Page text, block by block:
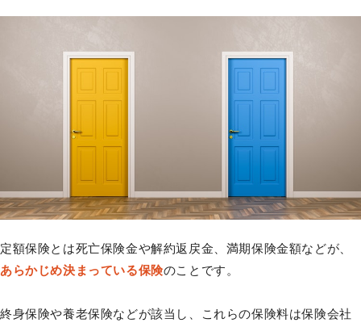
定額保険とは死亡保険金や解約返戻金、満期保険金額などが、
あらかじめ決まっている保険のことです。
終身保険や養老保険などが該当し、これらの保険料は保険会社